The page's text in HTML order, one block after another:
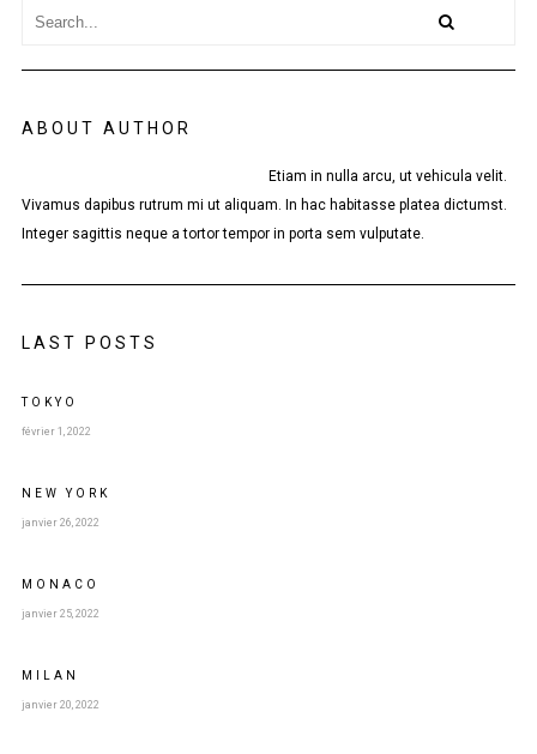
ABOUT AUTHOR
Etiam in nulla arcu, ut vehicula velit.
Vivamus dapibus rutrum mi ut aliquam. In hac habitasse platea dictumst.
Integer sagittis neque a tortor tempor in porta sem vulputate.
LAST POSTS
TOKYO
février 1, 2022
NEW YORK
janvier 26, 2022
MONACO
janvier 25, 2022
MILAN
janvier 20, 2022